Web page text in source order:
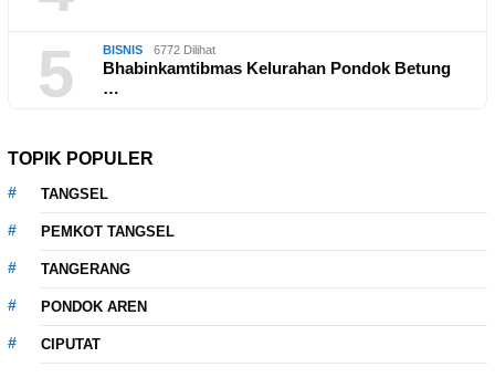
5 BISNIS 6772 Dilihat
Bhabinkamtibmas Kelurahan Pondok Betung
…
TOPIK POPULER
TANGSEL
PEMKOT TANGSEL
TANGERANG
PONDOK AREN
CIPUTAT